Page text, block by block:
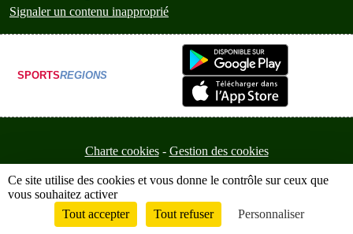
Signaler un contenu inapproprié
SPORTSREGIONS
Charte cookies Gestion des cookies
Envie de participer ? Connexion
Ce site utilise des cookies et vous donne le contrôle sur ceux que
vous souhaitez activer
Tout accepter
Tout refuser Personnaliser